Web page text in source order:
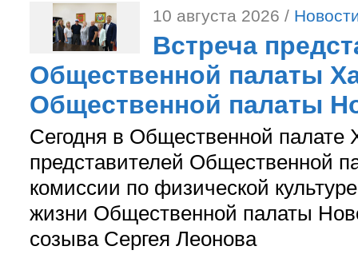
10 августа 2026 /
Встреча
Общественной палаты
Общественной палаты
Сегодня в Общественной палате
представителей Общественной
комиссии по физической
жизни Общественной палаты
созыва Сергея Леонова